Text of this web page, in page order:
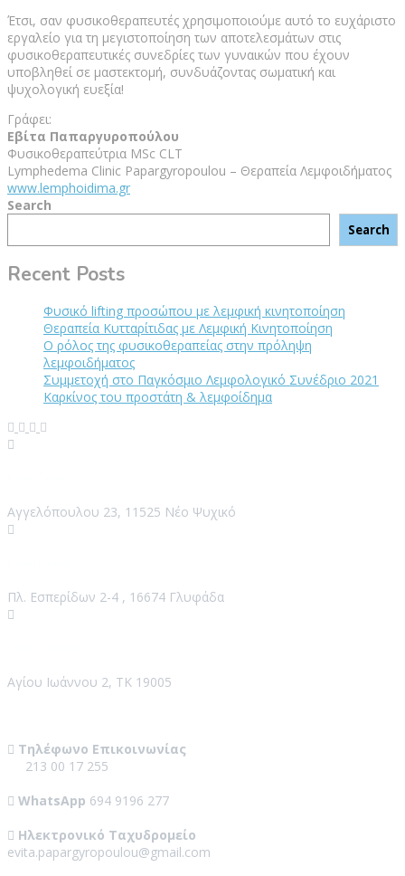
Έτσι, σαν φυσικοθεραπευτές χρησιμοποιούμε αυτό το ευχάριστο
εργαλείο για τη μεγιστοποίηση των αποτελεσμάτων στις
φυσικοθεραπευτικές συνεδρίες των γυναικών που έχουν
υποβληθεί σε μαστεκτομή, συνδυάζοντας σωματική και
ψυχολογική ευεξία!
Γράφει:
Εβίτα Παπαργυροπούλου
Φυσικοθεραπεύτρια MSc CLT
Lymphedema Clinic Papargyropoulou – Θεραπεία Λεμφοιδήματος
www.lemphoidima.gr
Search
Search
Recent Posts
Φυσικό lifting προσώπου με λεμφική κινητοποίηση
Θεραπεία Κυτταρίτιδας με Λεμφική Κινητοποίηση
Ο ρόλος της φυσικοθεραπείας στην πρόληψη
λεμφοιδήματος
Συμμετοχή στο Παγκόσμιο Λεμφολογικό Συνέδριο 2021
Καρκίνος του προστάτη & λεμφοίδημα
Αγγελόπουλου 23, 11525 Νέο Ψυχικό
Πλ. Εσπερίδων 2-4 , 16674 Γλυφάδα
Αγίου Ιωάννου 2, ΤΚ 19005
Τηλέφωνο Επικοινωνίας
213 00 17 255
WhatsApp 694 9196 277
Ηλεκτρονικό Ταχυδρομείο
evita.papargyropoulou@gmail.com